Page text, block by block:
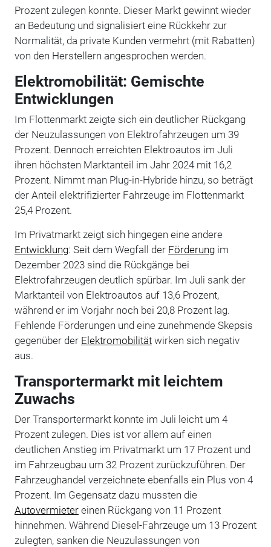
Prozent zulegen konnte. Dieser Markt gewinnt wieder
an Bedeutung und signalisiert eine Rückkehr zur
Normalität, da private Kunden vermehrt (mit Rabatten)
von den Herstellern angesprochen werden.
Elektromobilität: Gemischte
Entwicklungen
Im Flottenmarkt zeigte sich ein deutlicher Rückgang
der Neuzulassungen von Elektrofahrzeugen um 39
Prozent. Dennoch erreichten Elektroautos im Juli
ihren höchsten Marktanteil im Jahr 2024 mit 16,2
Prozent. Nimmt man Plug-in-Hybride hinzu, so beträgt
der Anteil elektrifizierter Fahrzeuge im Flottenmarkt
25,4 Prozent.
Im Privatmarkt zeigt sich hingegen eine andere
Entwicklung: Seit dem Wegfall der Förderungim
Dezember 2023 sind die Rückgänge bei
Elektrofahrzeugen deutlich spürbar. Im Juli sank der
Marktanteil von Elektroautos auf 13,6 Prozent,
während er im Vorjahr noch bei 20,8 Prozent lag.
Fehlende Förderungen und eine zunehmende Skepsis
gegenüber der Elektromobilitätwirken sich negativ
aus.
Transportermarkt mit leichtem
Zuwachs
Der Transportermarkt konnte im Juli leicht um 4
Prozent zulegen. Dies ist vor allem auf einen
deutlichen Anstieg im Privatmarkt um 17 Prozent und
im Fahrzeugbau um 32 Prozent zurückzuführen. Der
Fahrzeughandel verzeichnete ebenfalls ein Plus von 4
Prozent. Im Gegensatz dazu mussten die
Autovermietereinen Rückgang von 11 Prozent
hinnehmen. Während Diesel-Fahrzeuge um 13 Prozent
zulegten, sanken die Neuzulassungen von